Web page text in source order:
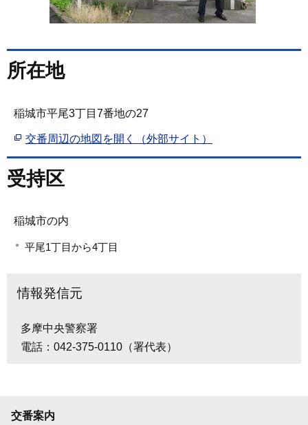
所在地
稲城市平尾3丁目7番地の27
交番周辺の地図を開く（外部サイト）
受持区
稲城市の内
平尾1丁目から4丁目
情報発信元
多摩中央警察署
電話：042-375-0110（署代表）
交番案内